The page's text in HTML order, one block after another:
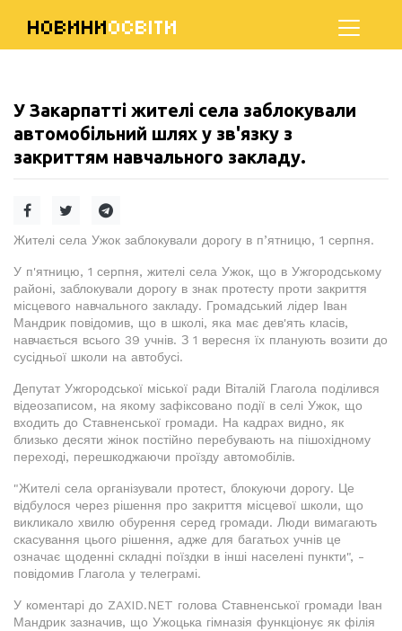
НОВИНИОСВІТИ
У Закарпатті жителі села заблокували
автомобільний шлях у зв'язку з
закриттям навчального закладу.
Жителі села Ужок заблокували дорогу в п’ятницю, 1 серпня.
У п'ятницю, 1 серпня, жителі села Ужок, що в Ужгородському
районі, заблокували дорогу в знак протесту проти закриття
місцевого навчального закладу. Громадський лідер Іван
Мандрик повідомив, що в школі, яка має дев'ять класів,
навчається всього 39 учнів. З 1 вересня їх планують возити до
сусідньої школи на автобусі.
Депутат Ужгородської міської ради Віталій Глагола поділився
відеозаписом, на якому зафіксовано події в селі Ужок, що
входить до Ставненської громади. На кадрах видно, як
близько десяти жінок постійно перебувають на пішохідному
переході, перешкоджаючи проїзду автомобілів.
"Жителі села організували протест, блокуючи дорогу. Це
відбулося через рішення про закриття місцевої школи, що
викликало хвилю обурення серед громади. Люди вимагають
скасування цього рішення, адже для багатьох учнів це
означає щоденні складні поїздки в інші населені пункти", -
повідомив Глагола у телеграмі.
У коментарі до ZAXID.NET голова Ставненської громади Іван
Мандрик зазначив, що Ужоцька гімназія функціонує як філія